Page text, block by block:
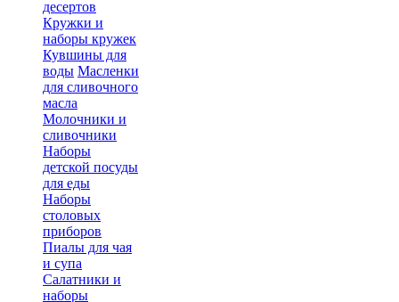
десертов
Кружки и
наборы кружек
Кувшины для
воды Масленки
для сливочного
масла
Молочники и
сливочники
Наборы
детской посуды
для еды
Наборы
столовых
приборов
Пиалы для чая
и супа
Салатники и
наборы